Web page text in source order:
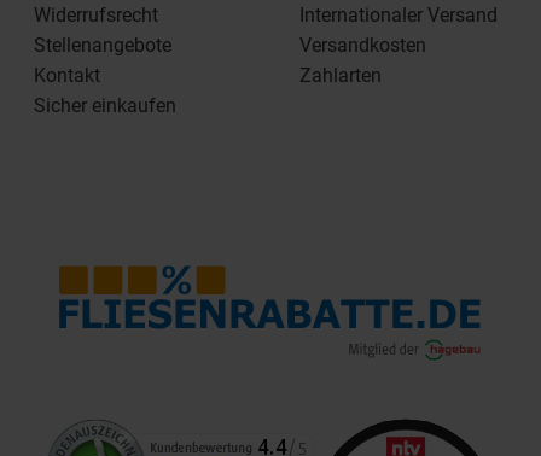
Widerrufsrecht
Stellenangebote
Kontakt
Sicher einkaufen
Internationaler Versand
Versandkosten
Zahlarten